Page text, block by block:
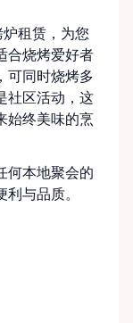
租赁，为您
合烧烤爱好者
可同时烧烤多
社区活动，这
始终美味的烹
何本地聚会的
与品质。